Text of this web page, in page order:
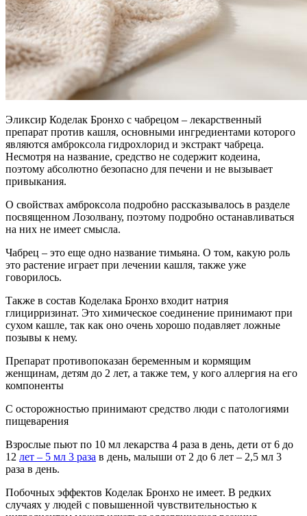
Эликсир Коделак Бронхо с чабрецом – лекарственный
препарат против кашля, основными ингредиентами которого
являются амброксола гидрохлорид и экстракт чабреца.
Несмотря на название, средство не содержит кодеина,
поэтому абсолютно безопасно для печени и не вызывает
привыкания.
О свойствах амброксола подробно рассказывалось в разделе
посвященном Лозолвану, поэтому подробно останавливаться
на них не имеет смысла.
Чабрец – это еще одно название тимьяна. О том, какую роль
это растение играет при лечении кашля, также уже
говорилось.
Также в состав Коделака Бронхо входит натрия
глицирризинат. Это химическое соединение принимают при
сухом кашле, так как оно очень хорошо подавляет ложные
позывы к нему.
Препарат противопоказан беременным и кормящим
женщинам, детям до 2 лет, а также тем, у кого аллергия на его
компоненты
С осторожностью принимают средство люди с патологиями
пищеварения
Взрослые пьют по 10 мл лекарства 4 раза в день, дети от 6 до
12 лет – 5 мл 3 раза в день, малыши от 2 до 6 лет – 2,5 мл 3
раза в день.
Побочных эффектов Коделак Бронхо не имеет. В редких
случаях у людей с повышенной чувствительностью к